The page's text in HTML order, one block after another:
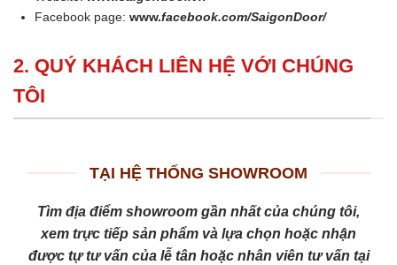
Facebook page:www.facebook.com/SaigonDoor/
2. QUÝ KHÁCH LIÊN HỆ VỚI CHÚNG
TÔI
TẠI HỆ THỐNG SHOWROOM
Tìm địa điểm showroom gần nhất của chúng tôi,
xem trực tiếp sản phẩm và lựa chọn hoặc nhận
được tự tư vấn của lễ tân hoặc nhân viên tư vấn tại